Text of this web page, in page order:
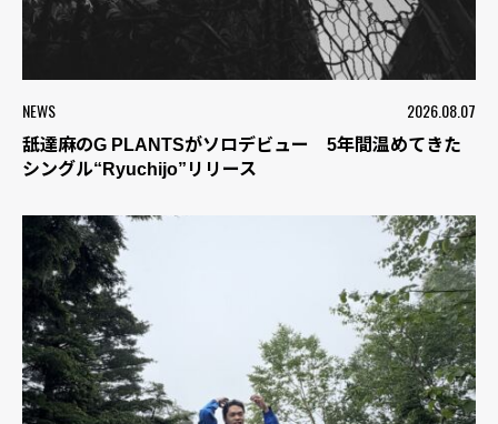
NEWS 2026.08.07
舐達麻のG PLANTSがソロデビュー 5年間温めてきた
シングル“Ryuchijo”リリース